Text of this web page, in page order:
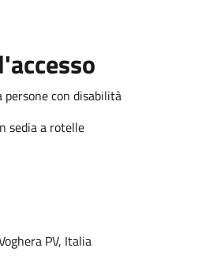
persone con disabilità
sedia a rotelle
PV, Italia